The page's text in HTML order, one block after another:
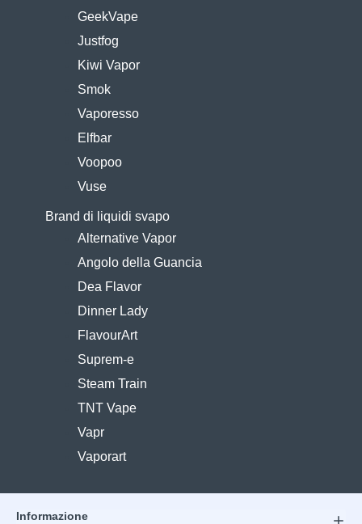
GeekVape
Justfog
Kiwi Vapor
Smok
Vaporesso
Elfbar
Voopoo
Vuse
Brand di liquidi svapo
Alternative Vapor
Angolo della Guancia
Dea Flavor
Dinner Lady
FlavourArt
Suprem-e
Steam Train
TNT Vape
Vapr
Vaporart
Informazione